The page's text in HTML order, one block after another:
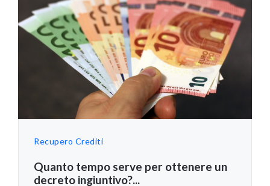
Recupero Crediti
Quanto tempo serve per ottenere un
decreto ingiuntivo?...